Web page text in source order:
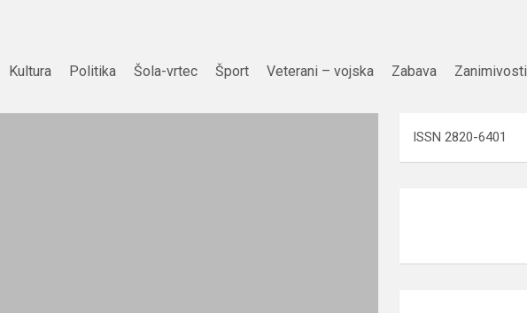
Kultura Politika Šola-vrtec Šport Veterani – vojska Zabava Zanimivosti
ISSN 2820-6401